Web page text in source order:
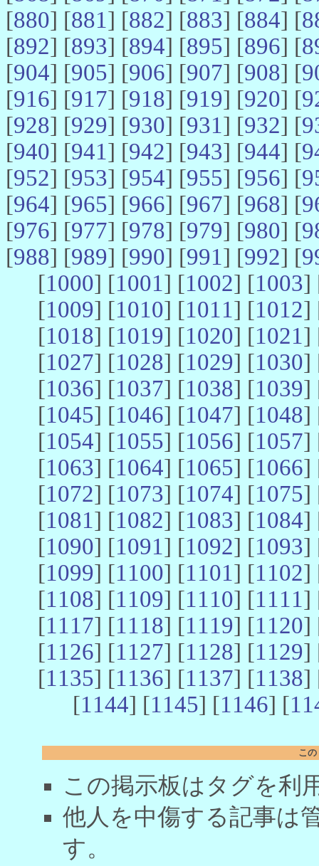
[880] [881] [882] [883] [884] [
[892] [893] [894] [895] [896] [
[904] [905] [906] [907] [908] [
[916] [917] [918] [919] [920] [
[928] [929] [930] [931] [932] [
[940] [941] [942] [943] [944] [
[952] [953] [954] [955] [956] [
[964] [965] [966] [967] [968] [
[976] [977] [978] [979] [980] [
[988] [989] [990] [991] [992] [
[1000] [1001] [1002] [1003]
[1009] [1010] [1011] [1012]
[1018] [1019] [1020] [1021]
[1027] [1028] [1029] [1030]
[1036] [1037] [1038] [1039]
[1045] [1046] [1047] [1048]
[1054] [1055] [1056] [1057]
[1063] [1064] [1065] [1066]
[1072] [1073] [1074] [1075]
[1081] [1082] [1083] [1084]
[1090] [1091] [1092] [1093]
[1099] [1100] [1101] [1102]
[1108] [1109] [1110] [1111]
[1117] [1118] [1119] [1120]
[1126] [1127] [1128] [1129]
[1135] [1136] [1137] [1138]
[1144] [1145] [1146] [
こ
この掲示板はタグを利
他人を中傷する記事は
す。